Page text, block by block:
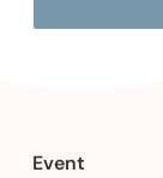
Event